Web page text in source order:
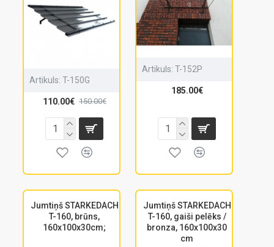
Artikuls: T-150G
110.00€ 150.00€
Artikuls: T-152P
185.00€
Jumtiņš STARKEDACH
T-160, brūns,
160x100x30cm;
Jumtiņš STARKEDACH
T-160, gaiši pelēks /
bronza, 160x100x30
cm